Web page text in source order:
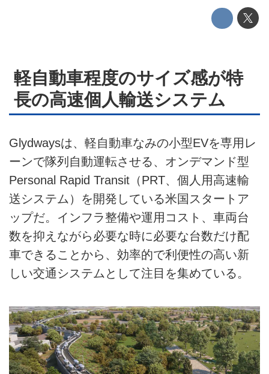
軽自動車程度のサイズ感が特
長の高速個人輸送システム
Glydwaysは、軽自動車なみの小型EVを専用レ
ーンで隊列自動運転させる、オンデマンド型
Personal Rapid Transit（PRT、個人用高速輸
送システム）を開発している米国スタートア
ップだ。インフラ整備や運用コスト、車両台
数を抑えながら必要な時に必要な台数だけ配
車できることから、効率的で利便性の高い新
しい交通システムとして注目を集めている。